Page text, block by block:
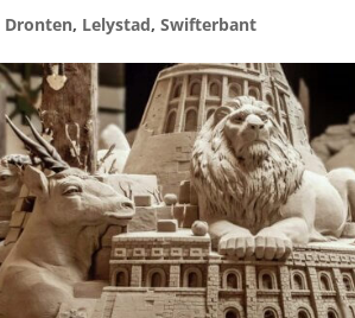
Dronten, Lelystad,Swifterbant